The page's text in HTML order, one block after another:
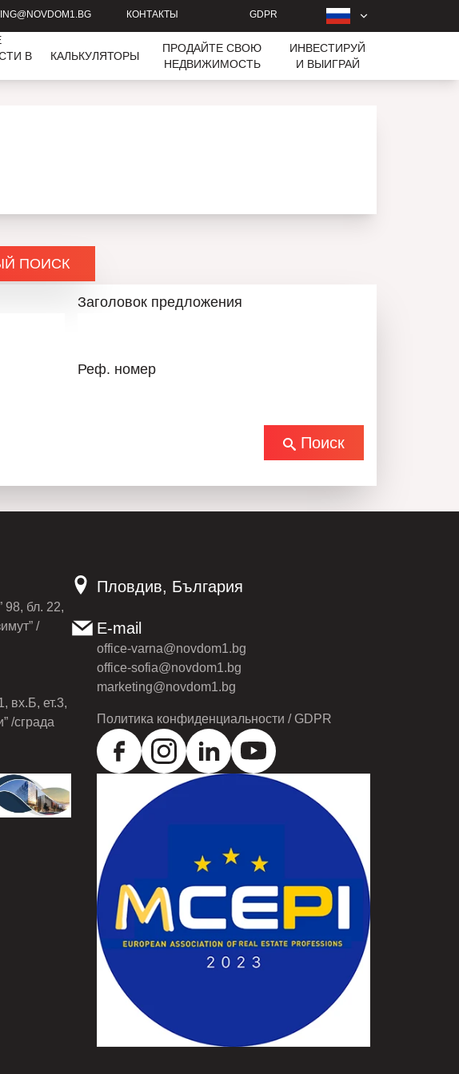
КОНТАКТЫ GDPR
В
КАЛЬКУЛЯТОРЫ
ПРОДАЙТЕ СВОЮ
НЕДВИЖИМОСТЬ
ИНВЕСТИРУЙ
И ВЫИГРАЙ
ПОИСК
Заголовок предложения
Реф. номер
Поиск
98, бл. 22,
/
вх.Б, ет.3,
/сграда
Пловдив, България
E-mail
office-varna@novdom1.bg
office-sofia@novdom1.bg
marketing@novdom1.bg
Политика конфиденциальности / GDPR